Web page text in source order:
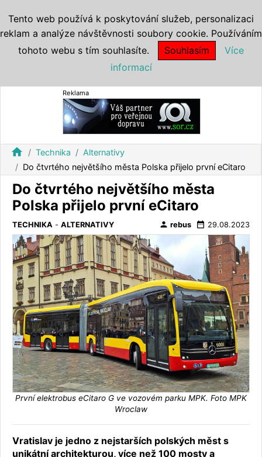
Reklama
home Technika
Alternativy
Do čtvrtého největšího města Polska přijelo první eCitaro
Do čtvrtého největšího města
Polska přijelo první eCitaro
TECHNIKA - ALTERNATIVY person rebus date_range 29.08.2023
První elektrobus eCitaro G ve vozovém parku MPK. Foto MPK
Wroclaw
Vratislav je jedno z nejstarších polských měst s
unikátní architekturou, více než 100 mosty a
Tento web používá k poskytování služeb, personalizaci
reklam a analýze návštěvnosti soubory cookie. Používáním
tohoto webu s tím souhlasíte.
Souhlasím
Více
informací